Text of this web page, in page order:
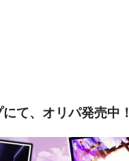
て、オリパ発売中！